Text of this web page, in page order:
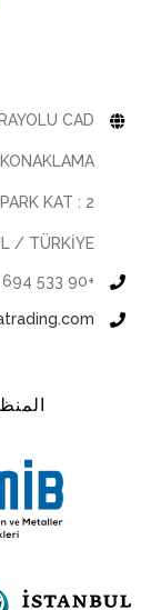
CAD.
KAT : 2
/ TÜRKİYE
+90 533 694 3987